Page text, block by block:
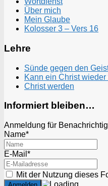
Über mich
Mein Glaube
Kolosser 3 – Vers 16
Lehre
Sünde gegen den
Kann ein Christ
Christ werden
Informiert bleiben…
Anmeldung für
Name*
E-Mail*
Mit der Nutzung dieses